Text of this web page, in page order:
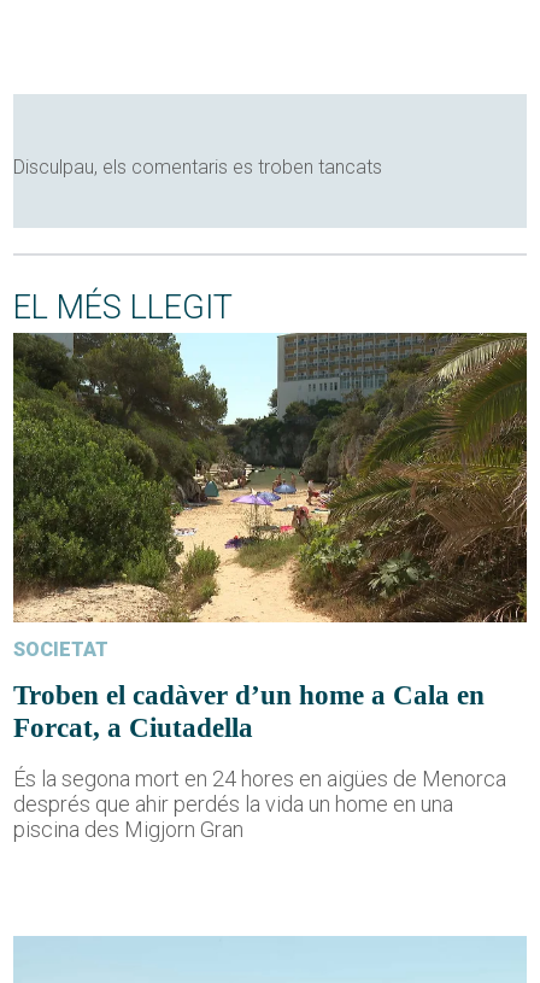
Disculpau, els comentaris es troben tancats
EL MÉS LLEGIT
SOCIETAT
Troben el cadàver d’un home a Cala en
Forcat, a Ciutadella
És la segona mort en 24 hores en aigües de Menorca
després que ahir perdés la vida un home en una
piscina des Migjorn Gran